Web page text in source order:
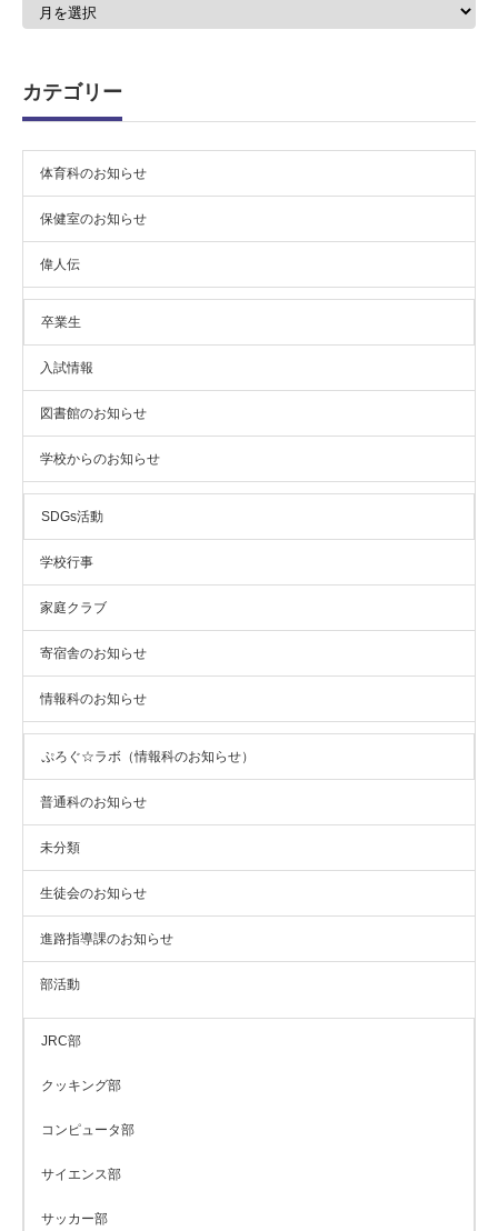
カテゴリー
体育科のお知らせ
保健室のお知らせ
偉人伝
卒業生
入試情報
図書館のお知らせ
学校からのお知らせ
SDGs活動
学校行事
家庭クラブ
寄宿舎のお知らせ
情報科のお知らせ
ぷろぐ☆ラボ（情報科のお知らせ）
普通科のお知らせ
未分類
生徒会のお知らせ
進路指導課のお知らせ
部活動
JRC部
クッキング部
コンピュータ部
サイエンス部
サッカー部